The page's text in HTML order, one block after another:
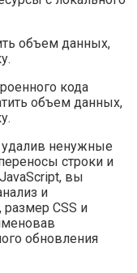
объем данных,
кода
объем данных,
ненужные
строки и
вы
и
CSS и
обновления